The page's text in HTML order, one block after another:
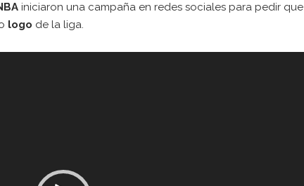
iniciaron una campaña en redes sociales para pedir que
logo de la liga.